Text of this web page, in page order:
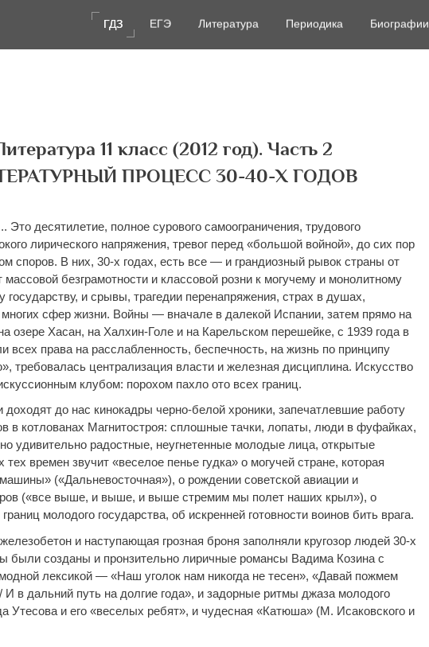
ГДЗ
ГДЗ ЕГЭ
ЕГЭ Литература
Литература Периодика
Периодика Биографии
Биографии
11 класс (2012 год). Часть 2
ПРОЦЕСС 30-40-Х ГОДОВ
Это десятилетие, полное сурового самоограничения, трудового
лирического напряжения, тревог перед «большой войной», до сих пор
споров. В них, 30-х годах, есть все — и грандиозный рывок страны от
массовой безграмотности и классовой розни к могучему и монолитному
государству, и срывы, трагедии перенапряжения, страх в душах,
многих сфер жизни. Войны — вначале в далекой Испании, затем прямо на
озере Хасан, на Халхин-Голе и на Карельском перешейке, с 1939 года в
права на расслабленность, беспечность, на жизнь по принципу
требовалась централизация власти и железная дисциплина. Искусство
клубом: порохом пахло ото всех границ.
доходят до нас кинокадры черно-белой хроники, запечатлевшие работу
в котлованах Магнитостроя: сплошные тачки, лопаты, люди в фуфайках,
удивительно радостные, неугнетенные молодые лица, открытые
времен звучит «веселое пенье гудка» о могучей стране, которая
(«Дальневосточная»), о рождении советской авиации и
(«все выше, и выше, и выше стремим мы полет наших крыл»), о
молодого государства, об искренней готовности воинов бить врага.
и наступающая грозная броня заполняли кругозор людей 30-х
были созданы и пронзительно лиричные романсы Вадима Козина с
лексикой — «Наш уголок нам никогда не тесен», «Давай пожмем
/ И в дальний путь на долгие года», и задорные ритмы джаза молодого
Утесова и его «веселых ребят», и чудесная «Катюша» (М. Исаковского и